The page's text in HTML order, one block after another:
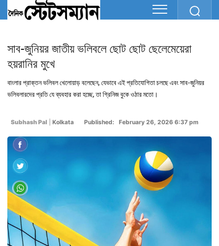
সাব-জুনিয়র জাতীয় ভলিবলে ছোট ছোট ছেলেমেয়েরা
হয়রানির মুখে
বাংলার প্রাক্তন ভলিবল খেলোয়াড় বলেছেন, যেভাবে এই প্রতিযোগিতা চলছে এবং সাব-জুনিয়র
ভলিবলারদের প্রতি যে ব্যবহার করা হচ্ছে, তা গ্রিনিজ বুকে ওঠার মতো।
Subhash Pal Kolkata Published: February 26, 2026 6:37 pm